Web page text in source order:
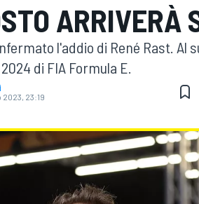
WEC
ARRIVERÀ
l'addio di René Rast. Al
di FIA Formula E.
2023, 23:19